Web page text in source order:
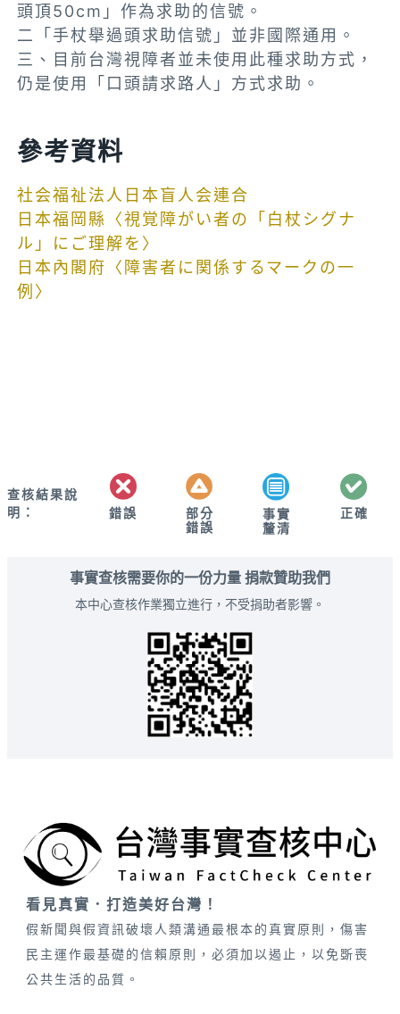
頭頂50cm」作為求助的信號。
二「手杖舉過頭求助信號」並非國際通用。
三、目前台灣視障者並未使用此種求助方式，
仍是使用「口頭請求路人」方式求助。
參考資料
社会福祉法人日本盲人会連合
日本福岡縣〈視覚障がい者の「白杖シグナ
ル」にご理解を〉
日本內閣府〈障害者に関係するマークの一
例〉
查核結果說
明：
錯誤
部分
錯誤
事實
釐清
正確
事實查核需要你的一份力量 捐款贊助我們
本中心查核作業獨立進行，不受捐助者影響。
看見真實．打造美好台灣！
假新聞與假資訊破壞人類溝通最根本的真實原則，傷害
民主運作最基礎的信賴原則，必須加以遏止，以免斲喪
公共生活的品質。